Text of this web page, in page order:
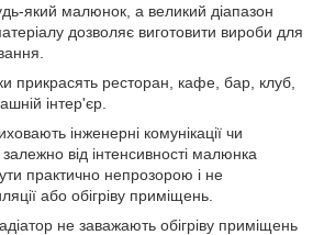
який малюнок, а великий діапазон
дозволяє виготовити вироби для
прикрасять ресторан, кафе, бар, клуб,
інтер'єр.
інженерні комунікації чи
від інтенсивності малюнка
практично непрозорою і не
або обігріву приміщень.
не заважають обігріву приміщень